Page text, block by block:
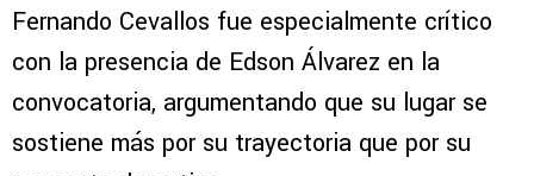
Fernando Cevallos fue especialmente crítico
con la presencia de Edson Álvarez en la
convocatoria, argumentando que su lugar se
sostiene más por su trayectoria que por su